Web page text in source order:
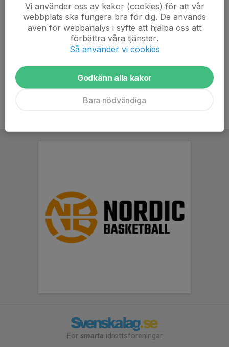
HBBK P14 har träningsuppehåll.
Kör igång i månadsskiftet augusti/september 2025.
P14:s träningstider och hallar för säsong 2025/26 kommer
läggas upp på denna sida.
Läs mer
För smarta idrottsföreningar
Vi använder oss av kakor (cookies) för att vår
webbplats ska fungera bra för dig. De används
även för webbanalys i syfte att hjälpa oss att
förbättra våra tjänster.
Så använder vi cookies
Godkänn alla kakor
Bara nödvändiga